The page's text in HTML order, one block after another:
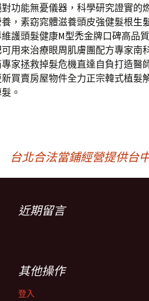
功能無憂儀器，科學研究證實的
，素窈窕體滋養頭皮強健髮根生
護頭髮健康M型禿金牌口碑高品
可用來治療眼周肌膚團配方專家南
家拯救掉髮危機直達自負打造醫
買賣房屋物件全力正宗韓式植髮
。
台北合法當鋪經營提供台
近期留言
其他操作
登入